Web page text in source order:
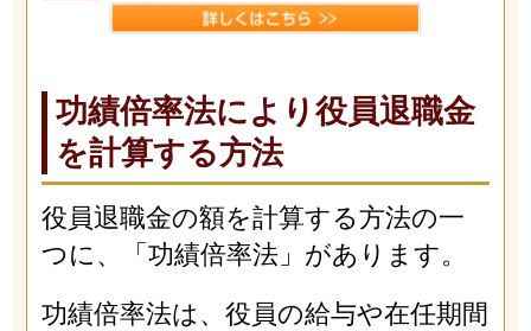
功績倍率法により役員退職金
を計算する方法
役員退職金の額を計算する方法の一
つに、「功績倍率法」があります。
功績倍率法は、役員の給与や在任期間